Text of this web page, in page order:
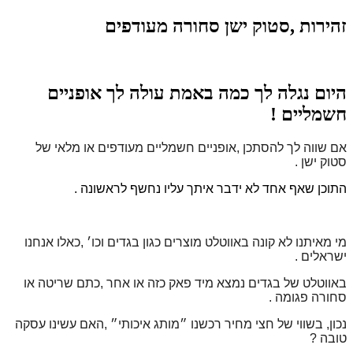
זהירות ,סטוק ישן סחורה מעודפים
היום נגלה לך כמה באמת עולה לך אופניים
חשמליים !
אם שווה לך להסתכן ,אופניים חשמליים מעודפים או מלאי של
סטוק ישן .
התוכן שאף אחד לא ידבר איתך עליו נחשף לראשונה .
מי מאיתנו לא קונה באווטלט מוצרים כגון בגדים וכו׳ ,כאלו אנחנו
ישראלים .
באווטלט של בגדים נמצא מיד פאק כזה או אחר ,כתם שריטה או
סחורה פגומה .
נכון, בשווי של חצי מחיר רכשנו ״מותג איכותי״ ,האם עשינו עסקה
טובה ?